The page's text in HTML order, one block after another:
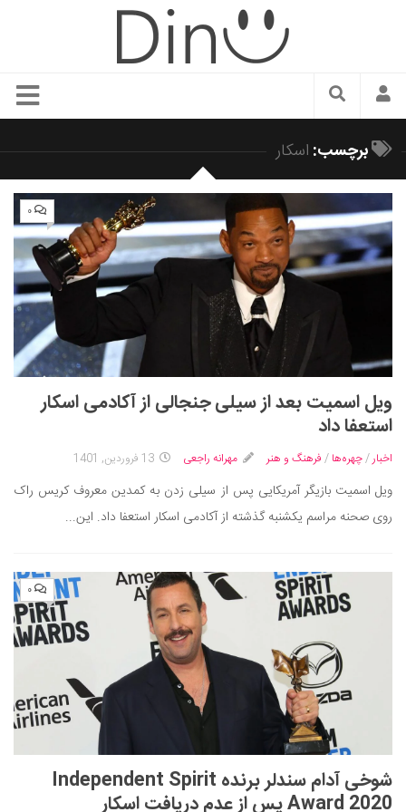
سبک زندگی
زیبایی و آرایش
شیک پوشی
دکوراسیون و چیدمان
رستوران گردی
آشپزی
سفر و گردشگری
ایران گردی
موفقیت و مهارت‌های فردی
تغذیه سالم
بهداشت
بیماری و درمان
کودک و مادر
ورزش و تندرستی
روانشناسی
مراکز پزشکی و دارویی
فرهنگ و هنر
برچسب: اسکار
۰
ویل اسمیت بعد از سیلی جنجالی از آکادمی اسکار
استعفا داد
اخبار/چهره‌ها / فرهنگ و هنر مهرانه راجعی 13 فروردین, 1401
ویل اسمیت بازیگر آمریکایی پس از سیلی زدن به کمدین معروف کریس راک
روی صحنه مراسم یکشنبه گذشته از آکادمی اسکار استعفا داد. این...
۰
شوخی آدام سندلر برنده Independent Spirit
Award 2020 پس از عدم دریافت اسکار